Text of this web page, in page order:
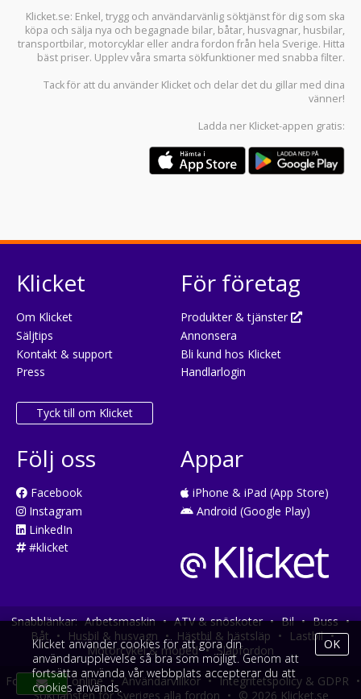
Klicket.se: Enkel, trygg och användarvänlig söktjänst för dig som ska
köpa och sälja nya och begagnade bilar, båtar, husvagnar, husbilar,
transportbilar, motorcyklar eller andra fordon från hela Sverige. Hitta
bäst priser. Upplev våra smarta sökfunktioner med snabba filter.
Tack för att du använder Klicket och delar det du gillar med dina
vänner!
Ladda ner Klicket-appen gratis:
Klicket
Om Klicket
Säljtips
Kontakt & support
Press
Tyck till om Klicket
För företag
Produkter & tjänster
Annonsera
Bli kund hos Klicket
Handlarlogin
Följ oss
Facebook
Instagram
LinkedIn
#klicket
Appar
iPhone & iPad (App Store)
Android (Google Play)
Snabblänkar: Arbetsmaskin • ATV & snöskoter • Bil • Buss •
Båt • Husbil & husvagn • Hästbil & hästsläp • Lastbil •
Motorcykel & moped • Släpfordon
Fordonsköp online • Användarvillkor • Integritetspolicy & GDPR •
Söktjänsten för Sveriges alla fordon • © 2026 Klicket.se
Klicket använder cookies för att göra din
användarupplevelse så bra som möjligt. Genom att
fortsätta använda vår webbplats accepterar du att
cookies används.
OK